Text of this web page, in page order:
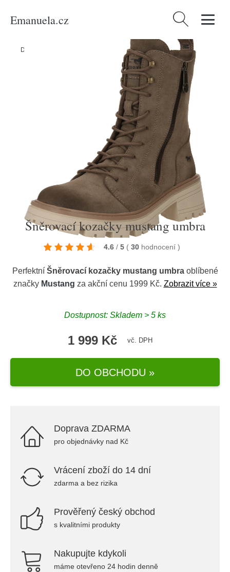
Emanuela.cz Vyhledávání
Domů Šněrovací kozačky mustang umbra
Šněrovací kozačky mustang umbra
4.6 / 5 ( 30 hodnocení )
Perfektní Šněrovací kozačky mustang umbraoblíbené
značky Mustang za akční cenu 1999 Kč. Zobrazit více »
Dostupnost: Skladem > 5 ks
1 999 Kč vč. DPH
DO OBCHODU »
Doprava ZDARMA
pro objednávky nad Kč
Vrácení zboží do 14 dní
zdarma a bez rizika
Prověřený český obchod
s kvalitními produkty
Nakupujte kdykoli
máme otevřeno 24 hodin denně